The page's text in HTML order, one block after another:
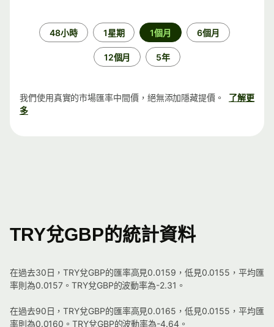
48小時 1星期 1個月 6個月
12個月 5年
我們使用真實的市場匯率中間價，絕無添加隱藏提價。
了解更
多
TRY兌GBP的統計資料
在過去30日，TRY兌GBP的匯率高見0.0159，低見0.0155，平均匯
率則為0.0157。TRY兌GBP的波動率為-2.31。
在過去90日，TRY兌GBP的匯率高見0.0165，低見0.0155，平均匯
率則為0.0160。TRY兌GBP的波動率為-4.64。